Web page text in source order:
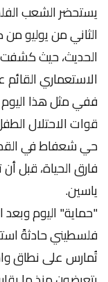
يستحضر الشعب
الثاني من يوليو
الحديث، حيث كشفت
الاستعماري
ففي مثل هذا
حي شعفاط في
فارق الحياة، قبل
ياسين.
"حماية" اليوم
فلسطيني حادثةً
تُمارس على نطاق